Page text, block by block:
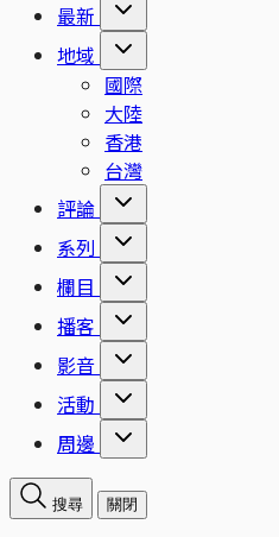
最新
地域
國際
大陸
香港
台灣
評論
系列
欄目
播客
影音
活動
周邊
搜尋 關閉